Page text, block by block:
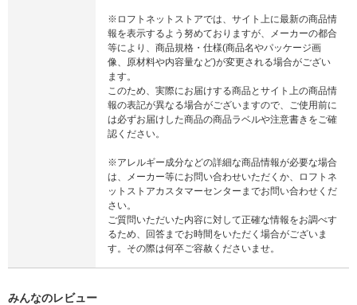
※ロフトネットストアでは、サイト上に最新の商品情
報を表示するよう努めておりますが、メーカーの都合
等により、商品規格・仕様(商品名やパッケージ画
像、原材料や内容量など)が変更される場合がござい
ます。
このため、実際にお届けする商品とサイト上の商品情
報の表記が異なる場合がございますので、ご使用前に
は必ずお届けした商品の商品ラベルや注意書きをご確
認ください。
※アレルギー成分などの詳細な商品情報が必要な場合
は、メーカー等にお問い合わせいただくか、ロフトネ
ットストアカスタマーセンターまでお問い合わせくだ
さい。
ご質問いただいた内容に対して正確な情報をお調べす
るため、回答までお時間をいただく場合がございま
す。その際は何卒ご容赦くださいませ。
みんなのレビュー